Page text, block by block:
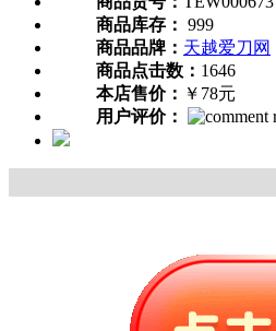
商品库存： 999
商品品牌： 天越爱刀网
商品点击数： 1646
本店售价： ￥78元
用户评价：